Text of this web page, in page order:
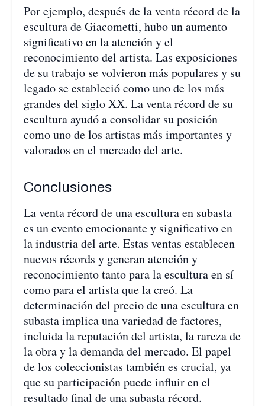
Por ejemplo, después de la venta récord de la
escultura de Giacometti, hubo un aumento
significativo en la atención y el
reconocimiento del artista. Las exposiciones
de su trabajo se volvieron más populares y su
legado se estableció como uno de los más
grandes del siglo XX. La venta récord de su
escultura ayudó a consolidar su posición
como uno de los artistas más importantes y
valorados en el mercado del arte.
Conclusiones
La venta récord de una escultura en subasta
es un evento emocionante y significativo en
la industria del arte. Estas ventas establecen
nuevos récords y generan atención y
reconocimiento tanto para la escultura en sí
como para el artista que la creó. La
determinación del precio de una escultura en
subasta implica una variedad de factores,
incluida la reputación del artista, la rareza de
la obra y la demanda del mercado. El papel
de los coleccionistas también es crucial, ya
que su participación puede influir en el
resultado final de una subasta récord.